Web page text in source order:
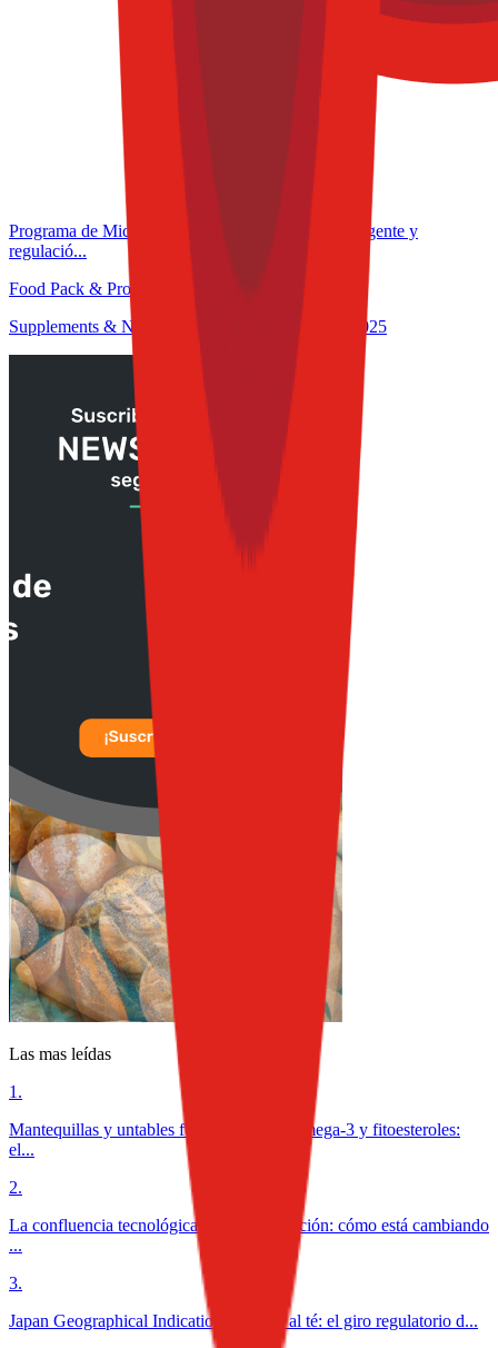
Programa de Microcertificación: Formulación inteligente y
regulació...
Food Pack & Process Congress 2025
Supplements & Nutrition Congress at TFT S&E 2025
Las mas leídas
1 .
Mantequillas y untables funcionales con omega-3 y fitoesteroles:
el...
2.
La confluencia tecnológica en la alimentación: cómo está cambiando
...
3.
Japan Geographical Indication aplicada al té: el giro regulatorio d...